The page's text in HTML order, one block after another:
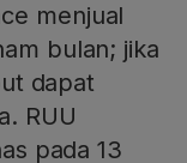
menjual
bulan; jika
dapat
RUU
pada 13